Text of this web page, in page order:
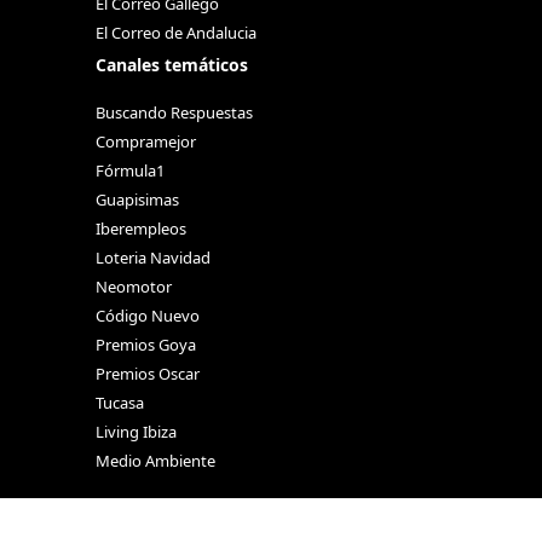
El Correo de Andalucia
Canales temáticos
Buscando Respuestas
Compramejor
Fórmula1
Guapisimas
Iberempleos
Loteria Navidad
Neomotor
Código Nuevo
Premios Goya
Premios Oscar
Tucasa
Living Ibiza
Medio Ambiente